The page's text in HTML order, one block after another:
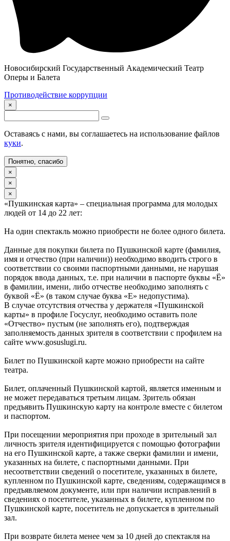
Новосибирский Государственный Академический Театр
Оперы и Балета
Противодействие коррупции
×
Оставаясь с нами, вы соглашаетесь на использование файлов
куки.
Понятно, спасибо
×
×
×
«Пушкинская карта» – специальная программа для молодых
людей от 14 до 22 лет:
На один спектакль можно приобрести не более одного билета.
Данные для покупки билета по Пушкинской карте (фамилия,
имя и отчество (при наличии)) необходимо вводить строго в
соответствии со своими паспортными данными, не нарушая
порядок ввода данных, т.е. при наличии в паспорте буквы «Ё»
в фамилии, имени, либо отчестве необходимо заполнять с
буквой «Ё» (в таком случае буква «Е» недопустима).
В случае отсутствия отчества у держателя «Пушкинской
карты» в профиле Госуслуг, необходимо оставить поле
«Отчество» пустым (не заполнять его), подтверждая
заполняемость данных зрителя в соответствии с профилем на
сайте www.gosuslugi.ru.
Билет по Пушкинской карте можно приобрести на сайте
театра.
Билет, оплаченный Пушкинской картой, является именным и
не может передаваться третьим лицам. Зритель обязан
предъявить Пушкинскую карту на контроле вместе с билетом
и паспортом.
При посещении мероприятия при проходе в зрительный зал
личность зрителя идентифицируется с помощью фотографии
на его Пушкинской карте, а также сверки фамилии и имени,
указанных на билете, с паспортными данными. При
несоответствии сведений о посетителе, указанных в билете,
купленном по Пушкинской карте, сведениям, содержащимся в
предъявляемом документе, или при наличии исправлений в
сведениях о посетителе, указанных в билете, купленном по
Пушкинской карте, посетитель не допускается в зрительный
зал.
При возврате билета менее чем за 10 дней до спектакля на